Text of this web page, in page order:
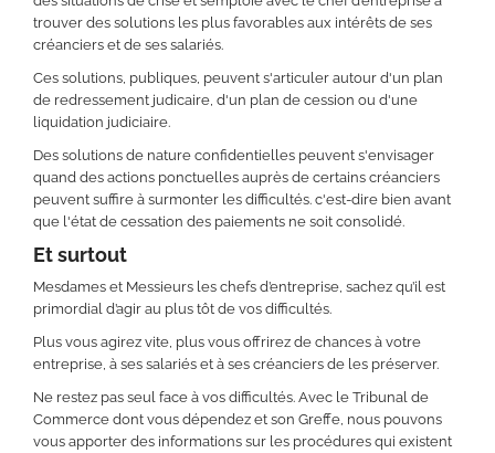
trouver des solutions les plus favorables aux intérêts de ses
créanciers et de ses salariés.
Ces solutions, publiques, peuvent s'articuler autour d'un plan
de redressement judicaire, d'un plan de cession ou d'une
liquidation judiciaire.
Des solutions de nature confidentielles peuvent s'envisager
quand des actions ponctuelles auprès de certains créanciers
peuvent suffire à surmonter les difficultés. c'est-dire bien avant
que l'état de cessation des paiements ne soit consolidé.
Et surtout
Mesdames et Messieurs les chefs d’entreprise, sachez qu’il est
primordial d’agir au plus tôt de vos difficultés.
Plus vous agirez vite, plus vous offrirez de chances à votre
entreprise, à ses salariés et à ses créanciers de les préserver.
Ne restez pas seul face à vos difficultés. Avec le Tribunal de
Commerce dont vous dépendez et son Greffe, nous pouvons
vous apporter des informations sur les procédures qui existent